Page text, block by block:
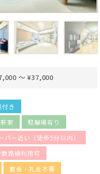
～ ¥37,000
付き
家
駐輪場有り
パー近い（徒歩5分以内）
数路線利用可
敷金・礼金不要